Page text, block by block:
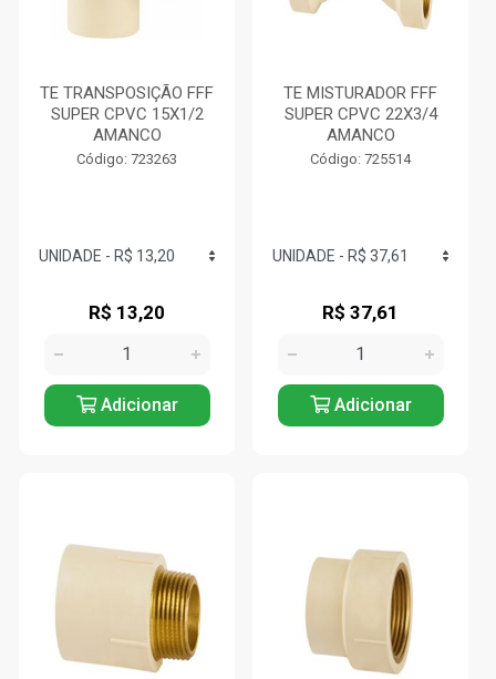
TE TRANSPOSIÇÃO FFF
SUPER CPVC 15X1/2
AMANCO
Código: 723263
R$ 13,20
Adicionar
TE MISTURADOR FFF
SUPER CPVC 22X3/4
AMANCO
Código: 725514
R$ 37,61
Adicionar